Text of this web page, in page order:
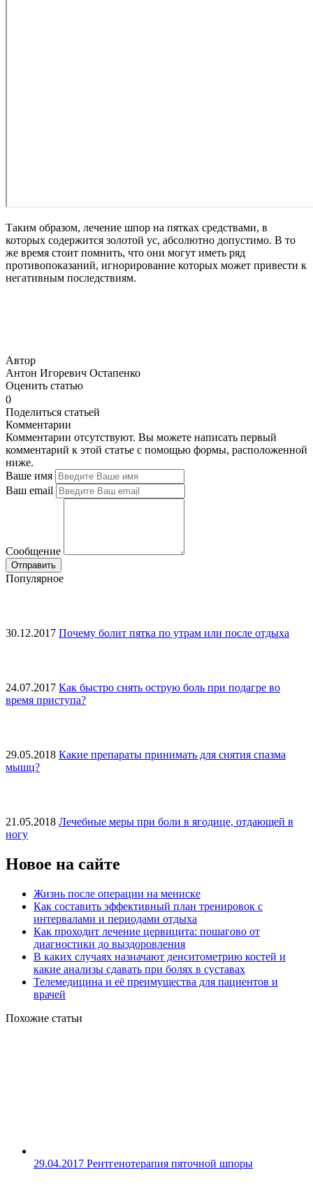
Таким образом, лечение шпор на пятках средствами, в
которых содержится золотой ус, абсолютно допустимо. В то
же время стоит помнить, что они могут иметь ряд
противопоказаний, игнорирование которых может привести к
негативным последствиям.
Автор
Антон Игоревич Остапенко
Оценить статью
0
Поделиться статьей
Комментарии
Комментарии отсутствуют. Вы можете написать первый
комментарий к этой статье с помощью формы, расположенной
ниже.
Ваше имя
Ваш email
Сообщение
Популярное
30.12.2017 Почему болит пятка по утрам или после отдыха
24.07.2017 Как быстро снять острую боль при подагре во
время приступа?
29.05.2018 Какие препараты принимать для снятия спазма
мышц?
21.05.2018 Лечебные меры при боли в ягодице, отдающей в
ногу
Новое на сайте
Жизнь после операции на мениске
Как составить эффективный план тренировок с
интервалами и периодами отдыха
Как проходит лечение цервицита: пошагово от
диагностики до выздоровления
В каких случаях назначают денситометрию костей и
какие анализы сдавать при болях в суставах
Телемедицина и её преимущества для пациентов и
врачей
Похожие статьи
29.04.2017 Рентгенотерапия пяточной шпоры